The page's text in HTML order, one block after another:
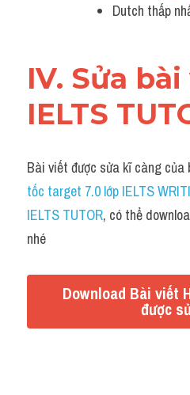
Dutch thấp
IV. Sửa
IELTS
Bài viết được sửa kĩ càng của
tốc target 7.0 lớp IELTS
IELTS TUTOR, có thể
nhé
Download Bài viết
được